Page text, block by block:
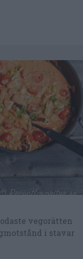
vegorätten
i stavar